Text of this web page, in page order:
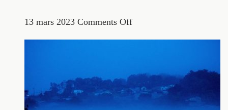
13 mars 2023 Comments Off